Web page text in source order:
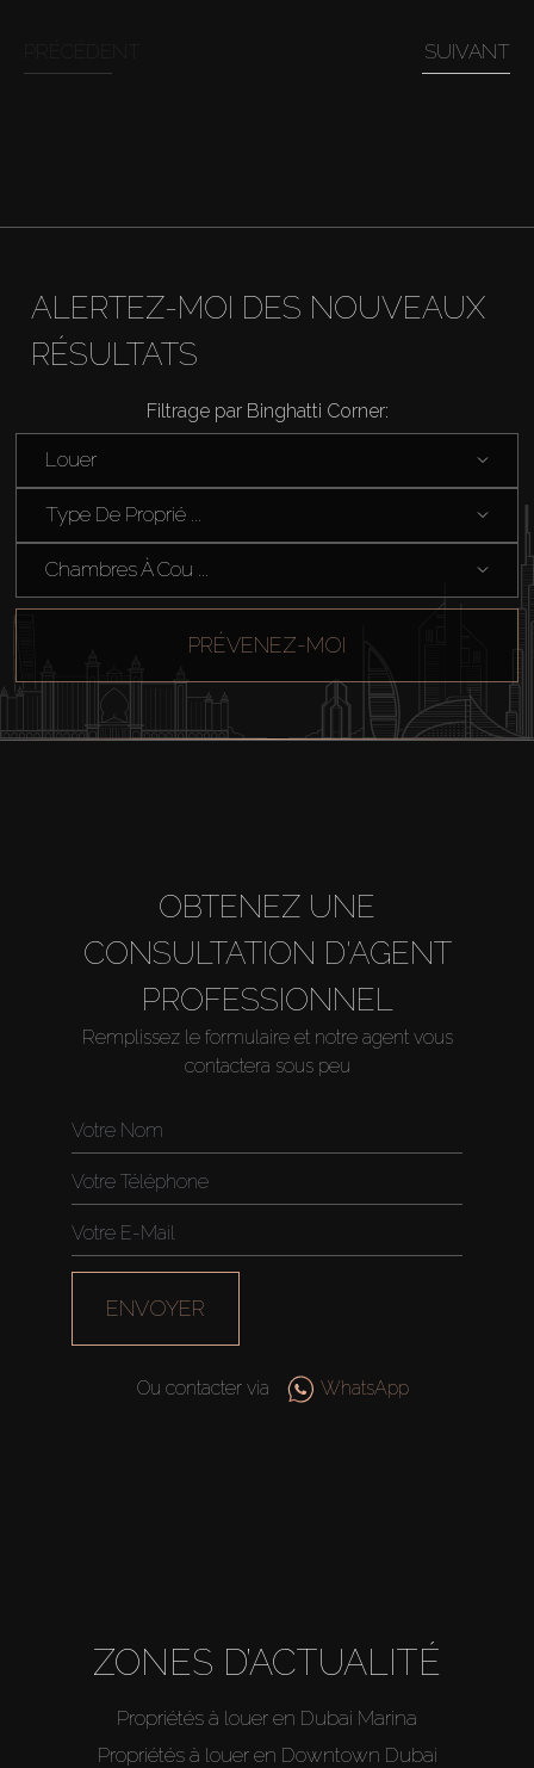
Agents
SUIVANT
ALERTEZ-MOI DES NOUVEAUX
RÉSULTATS
Filtrage par Binghatti Corner:
Louer
Type De Proprié ...
Chambres À Cou ...
PRÉVENEZ-MOI
OBTENEZ UNE
CONSULTATION D'AGENT
PROFESSIONNEL
Remplissez le formulaire et notre agent vous
contactera sous peu
ENVOYER
Ou contacter via WhatsApp
ZONES D’ACTUALITÉ
Propriétés à louer en Dubai Marina
Propriétés à louer en Downtown Dubai